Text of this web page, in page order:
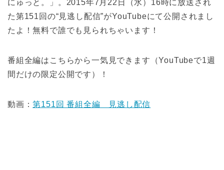
にゅっと。」。2015年7月22日（水）16時に放送され
た第151回の“見逃し配信”がYouTubeにて公開されまし
たよ！無料で誰でも見られちゃいます！
番組全編はこちらから一気見できます（YouTubeで1週
間だけの限定公開です）！
動画：第151回 番組全編 見逃し配信